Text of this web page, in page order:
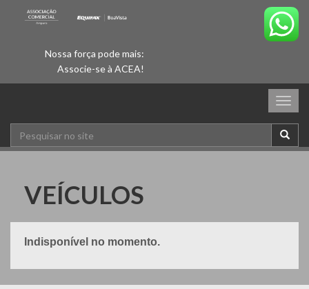
Nossa força pode mais:
Associe-se à ACEA!
VEÍCULOS
Indisponível no momento.